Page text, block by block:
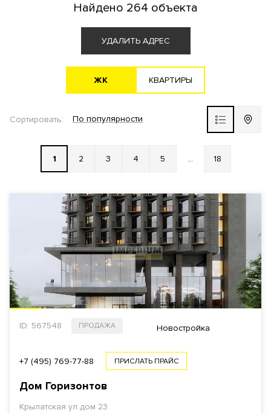
Все варианты
РАЙОН
ВЫБРАТЬ НА КАРТЕ
СТОИМОСТЬ
Общая За 1 м²
₽ $ € ₿
ПЛОЩАДЬ
Найдено 264 объекта
УДАЛИТЬ АДРЕС
ЖK KВАРТИРЫ
Сортировать: По популярности
1 2 3 4 5 ... 18
ID: 567548 ПРОДАЖА Новостройка
+7 (495) 769-77-88 ПРИСЛАТЬ ПРАЙС
Дом Горизонтов
Крылатская ул дом 23